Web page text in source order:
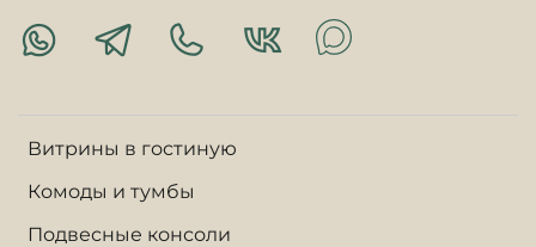
Витрины в гостиную
Комоды и тумбы
Подвесные консоли